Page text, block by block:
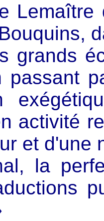
grands
passant
activité
et d'une
la